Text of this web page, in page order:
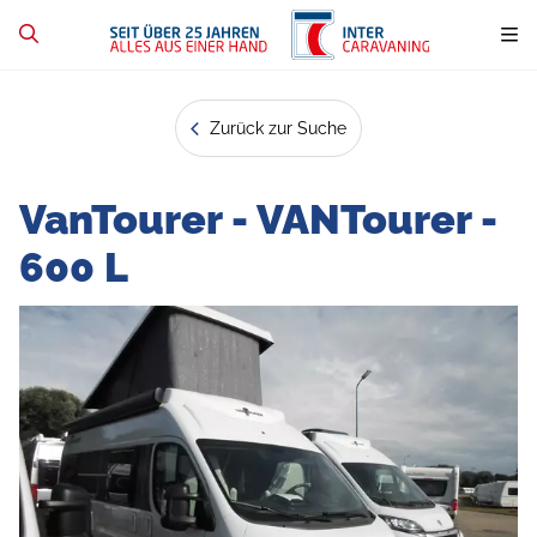
Zurück zur Suche
VanTourer - VANTourer -
600 L